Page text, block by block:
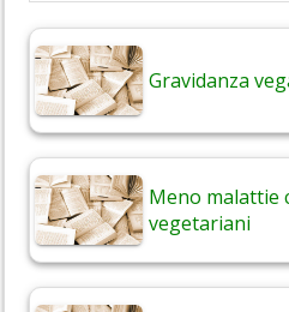
Gravidanza
Meno malattie
vegetariani